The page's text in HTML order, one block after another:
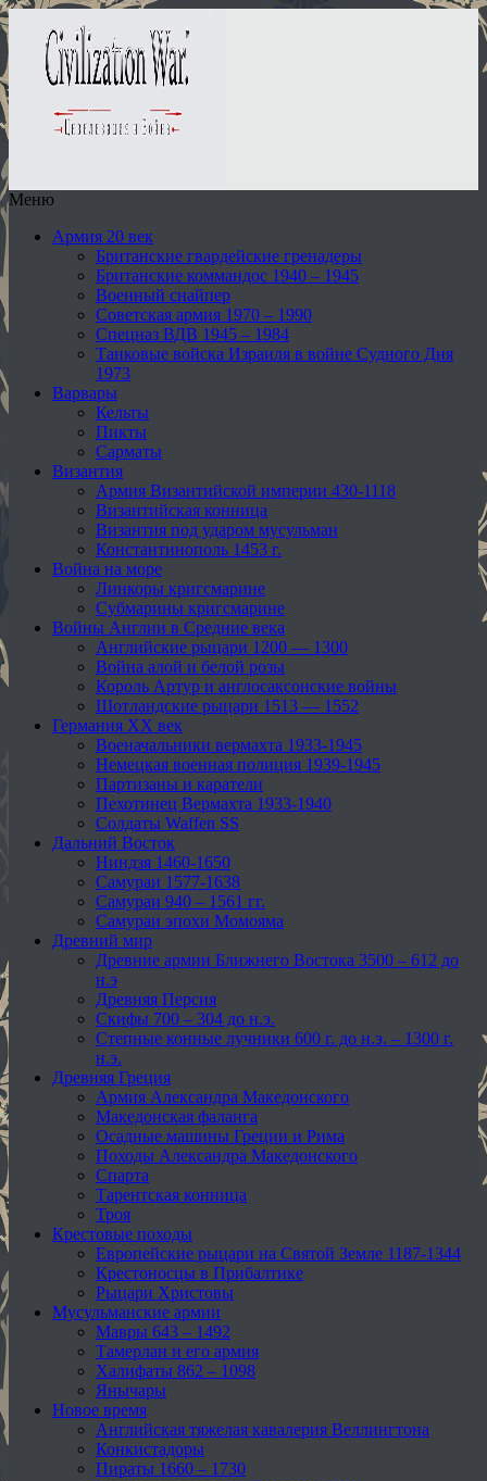
Меню
Армия 20 век
Британские гвардейские гренадеры
Британские коммандос 1940 – 1945
Военный снайпер
Советская армия 1970 – 1990
Спецназ ВДВ 1945 – 1984
Танковые войска Израиля в войне Судного Дня
1973
Варвары
Кельты
Пикты
Сарматы
Византия
Армия Византийской империи 430-1118
Византийская конница
Византия под ударом мусульман
Константинополь 1453 г.
Война на море
Линкоры кригсмарине
Субмарины кригсмарине
Войны Англии в Средние века
Английские рыцари 1200 — 1300
Война алой и белой розы
Король Артур и англосаксонские войны
Шотландские рыцари 1513 — 1552
Германия XX век
Военачальники вермахта 1933-1945
Немецкая военная полиция 1939-1945
Партизаны и каратели
Пехотинец Вермахта 1933-1940
Солдаты Waffen SS
Дальний Восток
Ниндзя 1460-1650
Самураи 1577-1638
Самураи 940 – 1561 гг.
Самураи эпохи Момояма
Древний мир
Древние армии Ближнего Востока 3500 – 612 до
н.э
Древняя Персия
Скифы 700 – 304 до н.э.
Степные конные лучники 600 г. до н.э. – 1300 г.
н.э.
Древняя Греция
Армия Александра Македонского
Македонская фаланга
Осадные машины Греции и Рима
Походы Александра Македонского
Спарта
Тарентская конница
Троя
Крестовые походы
Европейские рыцари на Святой Земле 1187-1344
Крестоносцы в Прибалтике
Рыцари Христовы
Мусульманские армии
Мавры 643 – 1492
Тамерлан и его армия
Халифаты 862 – 1098
Янычары
Новое время
Английская тяжелая кавалерия Веллингтона
Конкистадоры
Пираты 1660 – 1730